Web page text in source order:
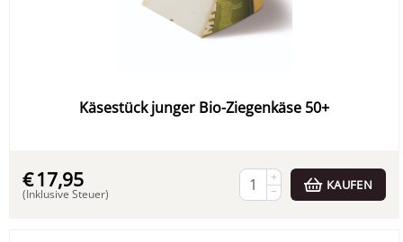
Käsestück junger Bio-Ziegenkäse 50+
€17,95
(Inklusive Steuer)
+
−
KAUFEN